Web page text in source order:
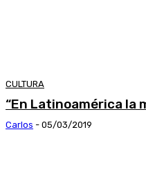
CULTURA
“En Latinoamérica la
Carlos - 05/03/2019